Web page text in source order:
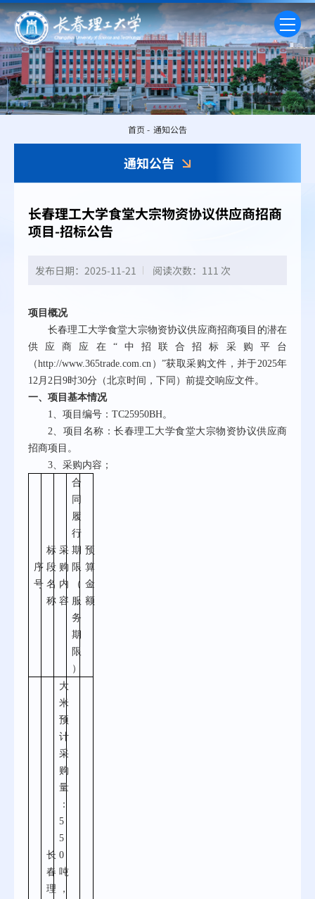
通知公告
首页 - 通知公告
长春理工大学食堂大宗物资协议供应商招商
项目-招标公告
发布日期：2025-11-21 阅读次数： 111 次
项目概况
长春理工大学食堂大宗物资协议供应商招商项目的潜在
供应商 应在 “中招联合招标采购平台
（http://www.365trade.com.cn）”获取采购文件 ，并于2025年
12 月 2 日9时30分 （北京时间 ， 下同 ）前提交响应文件。
一、项目基本情况
1、项目编号：TC25950BH。
2、项目名称：长春理工大学食堂大宗物资协议供应商
招商项目。
3、 采购内容；
序
号
标
段
名
称
采
购
内
容
合
同
履
行
期
限
（
服
务
期
限
）
预
算
金
额
长
春
理
大
米
预
计
采
购
量
：
5
5
0
吨
，